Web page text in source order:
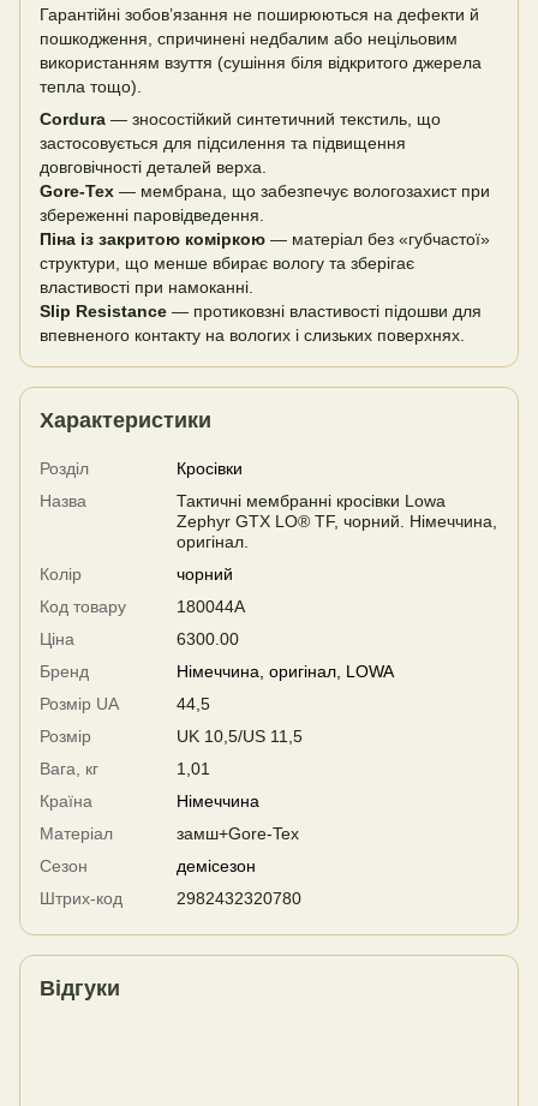
Гарантійні зобов’язання не поширюються на дефекти й
пошкодження, спричинені недбалим або нецільовим
використанням взуття (сушіння біля відкритого джерела
тепла тощо).
Cordura — зносостійкий синтетичний текстиль, що
застосовується для підсилення та підвищення
довговічності деталей верха.
Gore-Tex — мембрана, що забезпечує вологозахист при
збереженні паровідведення.
Піна із закритою коміркою — матеріал без «губчастої»
структури, що менше вбирає вологу та зберігає
властивості при намоканні.
Slip Resistance — протиковзні властивості підошви для
впевненого контакту на вологих і слизьких поверхнях.
Характеристики
Розділ
Кросівки
Назва
Тактичні мембранні кросівки Lowa
Zephyr GTX LO® TF, чорний. Німеччина,
оригінал.
Колір
чорний
Код товару
180044A
Ціна
6300.00
Бренд
Німеччина, оригінал, LOWA
Розмір UA
44,5
Розмір
UK 10,5/US 11,5
Вага, кг
1,01
Країна
Німеччина
Матеріал
замш+Gore-Tex
Сезон
демісезон
Штрих-код
2982432320780
Відгуки